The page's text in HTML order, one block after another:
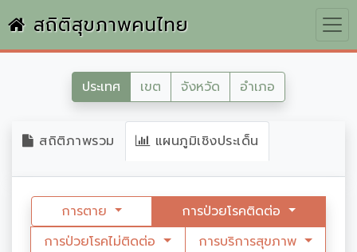
สถิติสุขภาพคนไทย
ประเทศ เขต จังหวัด อำเภอ
สถิติภาพรวม แผนภูมิเชิงประเด็น
การตาย
การป่วยโรคติดต่อ
การป่วยโรคไม่ติดต่อ
การบริการสุขภาพ